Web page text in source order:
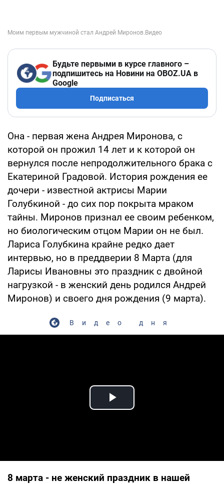
Будьте первыми в курсе главного –
подпишитесь на Новини на OBOZ.UA в
Google
Подписаться
Она - первая жена Андрея Миронова, с
которой он прожил 14 лет и к которой он
вернулся после непродолжительного брака с
Екатериной Градовой. История рождения ее
дочери - известной актрисы Марии
Голубкиной - до сих пор покрыта мраком
тайны. Миронов признал ее своим ребенком,
но биологическим отцом Марии он не был.
Лариса Голубкина крайне редко дает
интервью, но в преддверии 8 Марта (для
Ларисы Ивановны это праздник с двойной
нагрузкой - в женский день родился Андрей
Миронов) и своего дня рождения (9 марта).
Видео дня
Play Video
8 марта - не женский праздник в нашей